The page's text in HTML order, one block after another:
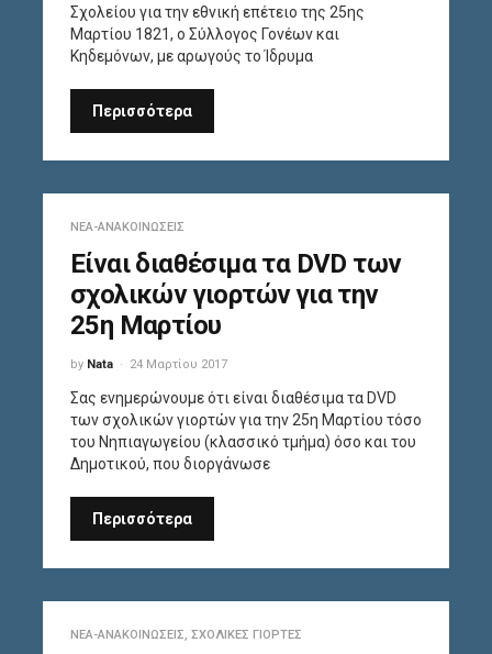
Σχολείου για την εθνική επέτειο της 25ης
Μαρτίου 1821, ο Σύλλογος Γονέων και
Κηδεμόνων, με αρωγούς το Ίδρυμα
Περισσότερα
ΝΈΑ-ΑΝΑΚΟΙΝΏΣΕΙΣ
Είναι διαθέσιμα τα DVD των
σχολικών γιορτών για την
25η Μαρτίου
by Nata 24 Μαρτίου 2017
Σας ενημερώνουμε ότι είναι διαθέσιμα τα DVD
των σχολικών γιορτών για την 25η Μαρτίου τόσο
του Νηπιαγωγείου (κλασσικό τμήμα) όσο και του
Δημοτικού, που διοργάνωσε
Περισσότερα
ΝΈΑ-ΑΝΑΚΟΙΝΏΣΕΙΣ, ΣΧΟΛΙΚΈΣ ΓΙΟΡΤΈΣ